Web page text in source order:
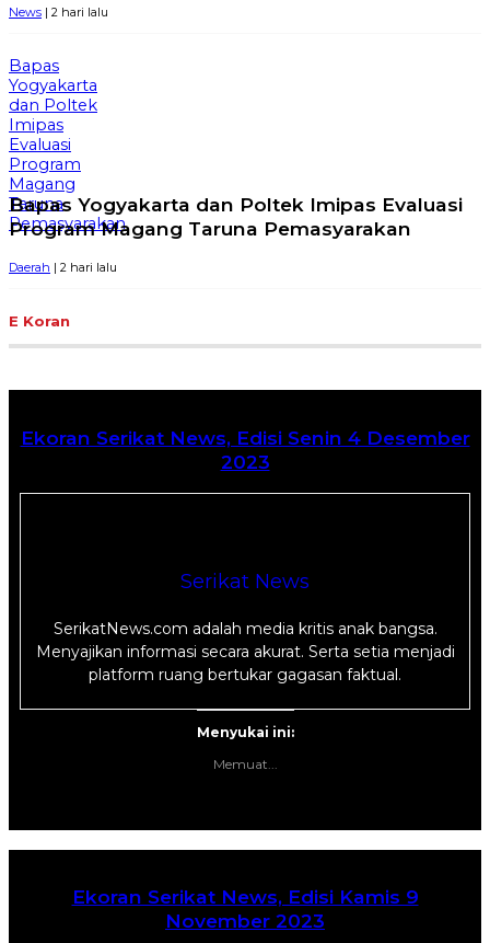
News | 2 hari lalu
Bapas
Yogyakarta
dan Poltek
Imipas
Evaluasi
Program
Magang
Taruna
Pemasyarakan
Bapas Yogyakarta dan Poltek Imipas Evaluasi
Program Magang Taruna Pemasyarakan
Daerah | 2 hari lalu
E Koran
Ekoran Serikat News, Edisi Senin 4 Desember
2023
Serikat News
SerikatNews.com adalah media kritis anak bangsa.
Menyajikan informasi secara akurat. Serta setia menjadi
platform ruang bertukar gagasan faktual.
Menyukai ini:
Memuat...
Ekoran Serikat News, Edisi Kamis 9
November 2023